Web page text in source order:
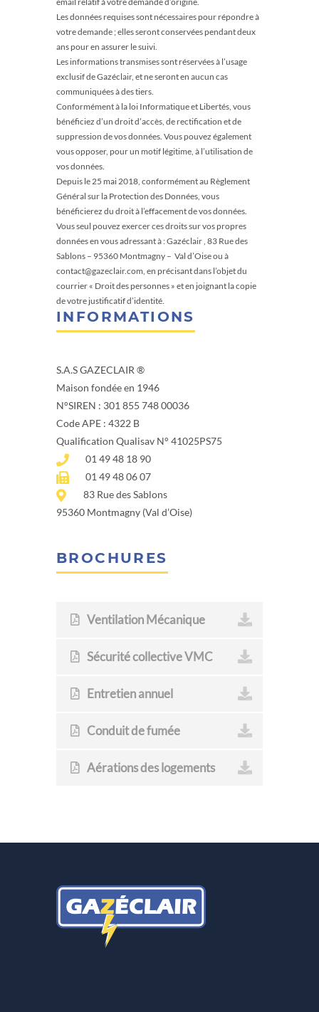
Les données requises sont nécessaires pour répondre à
votre demande ; elles seront conservées pendant deux
ans pour en assurer le suivi.
Les informations transmises sont réservées à l’usage
exclusif de Gazéclair, et ne seront en aucun cas
communiquées à des tiers.
Conformément à la loi Informatique et Libertés, vous
bénéficiez d’un droit d’accès, de rectification et de
suppression de vos données. Vous pouvez également
vous opposer, pour un motif légitime, à l’utilisation de
vos données.
Depuis le 25 mai 2018, conformément au Règlement
Général sur la Protection des Données, vous
bénéficierez du droit à l’effacement de vos données.
Vous seul pouvez exercer ces droits sur vos propres
données en vous adressant à : Gazéclair , 83 Rue des
Sablons – 95360 Montmagny – Val d’Oise ou à
contact@gazeclair.com, en précisant dans l’objet du
courrier « Droit des personnes » et en joignant la copie
de votre justificatif d’identité.
INFORMATIONS
S.A.S GAZECLAIR ®
Maison fondée en 1946
N°SIREN : 301 855 748 00036
Code APE : 4322 B
Qualification Qualisav N° 41025PS75
01 49 48 18 90
01 49 48 06 07
83 Rue des Sablons
95360 Montmagny (Val d’Oise)
BROCHURES
Ventilation Mécanique
Sécurité collective VMC
Entretien annuel
Conduit de fumée
Aérations des logements